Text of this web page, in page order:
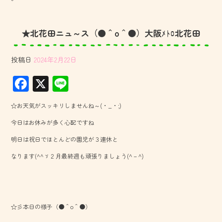
★北花田ニュ～ス（●＾o＾●）大阪ﾒﾄﾛ北花田
投稿日 2024年2月22日
F
ac
e
b
o
ok
X
ne
☆お天気がスッキリしませんね～(・_・;)
今日はお休みが多く心配ですね
明日は祝日でほとんどの園児が３連休と
なります(^^ゞ２月最終週も頑張りましょう(^－^)
☆彡本日の様子（●＾o＾●）